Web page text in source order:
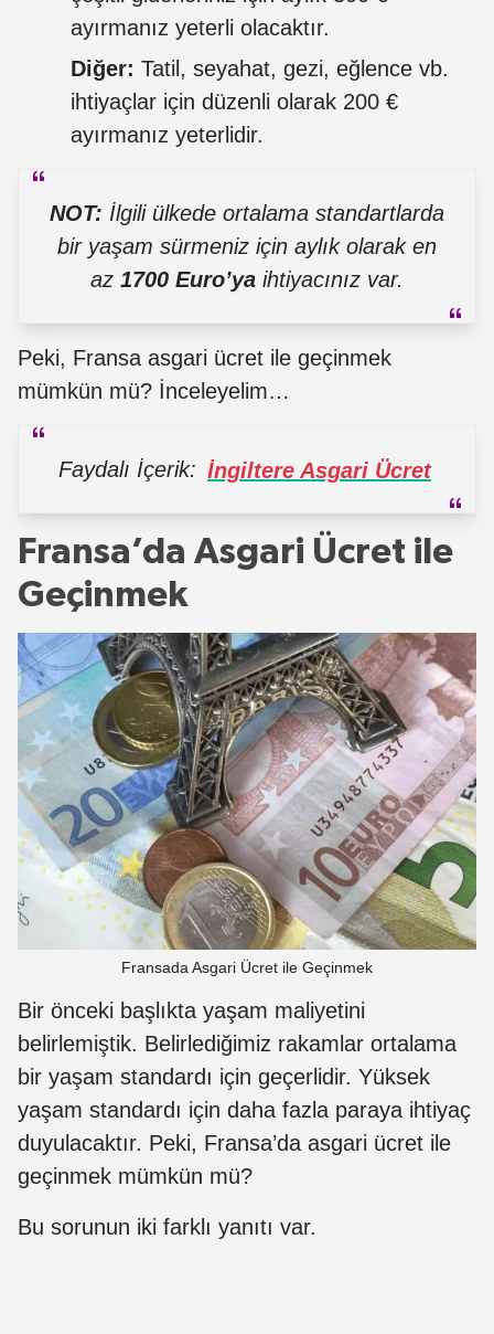
ayırmanız yeterli olacaktır.
Diğer: Tatil, seyahat, gezi, eğlence vb.
ihtiyaçlar için düzenli olarak 200 €
ayırmanız yeterlidir.
NOT: İlgili ülkede ortalama standartlarda
bir yaşam sürmeniz için aylık olarak en
az 1700 Euro’ya ihtiyacınız var.
Peki, Fransa asgari ücret ile geçinmek
mümkün mü? İnceleyelim…
Faydalı İçerik: İngiltere Asgari Ücret
Fransa’da Asgari Ücret ile
Geçinmek
Fransada Asgari Ücret ile Geçinmek
Bir önceki başlıkta yaşam maliyetini
belirlemiştik. Belirlediğimiz rakamlar ortalama
bir yaşam standardı için geçerlidir. Yüksek
yaşam standardı için daha fazla paraya ihtiyaç
duyulacaktır. Peki, Fransa’da asgari ücret ile
geçinmek mümkün mü?
Bu sorunun iki farklı yanıtı var.